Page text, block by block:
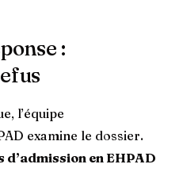
:
l’équipe
examine le dossier.
en EHPAD